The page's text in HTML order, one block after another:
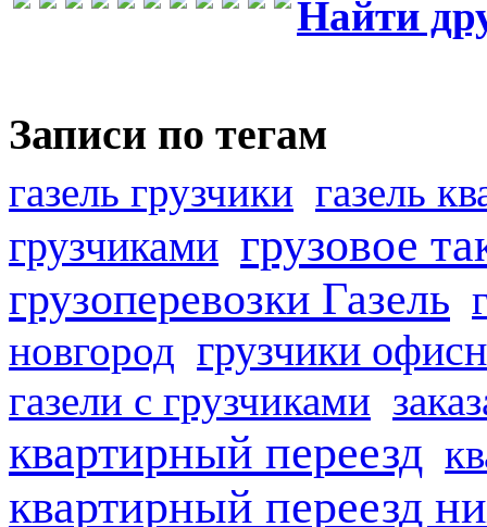
Найти
Записи по тегам
газель грузчики газель
грузчиками грузовое
грузоперевозки Газель
новгород грузчики
газели с грузчиками
квартирный переезд
квартирный переезд